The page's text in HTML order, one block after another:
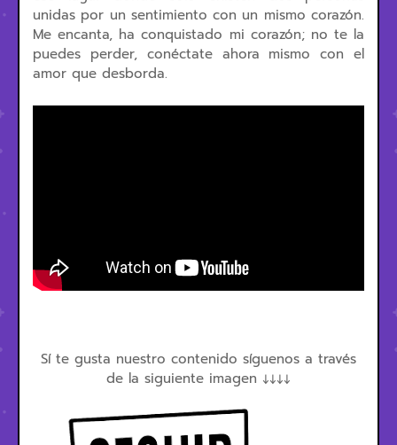
unidas por un sentimiento con un mismo corazón.
Me encanta, ha conquistado mi corazón; no te la
puedes perder, conéctate ahora mismo con el
amor que desborda.
Sí te gusta nuestro contenido síguenos a través
de la siguiente imagen ↓↓↓↓